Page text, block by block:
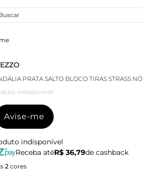
PRATA SALTO BLOCO TIRAS STRASS NÓ
indisponível
Avise-me
indisponível
Receba atéR$ 36,79de cashback
2 cores